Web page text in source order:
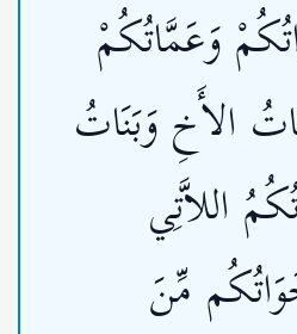
وَعَمَّاتُكُمْ
الأَخِ وَبَنَاتُ
اللاَّتِي
مِّنَ